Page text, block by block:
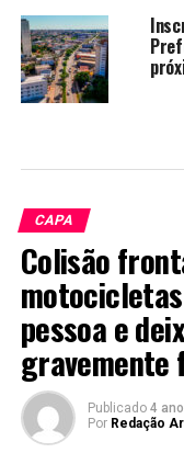
CAPA
Colisão
pessoa e
gravemente
Publicado 4
Por Redação